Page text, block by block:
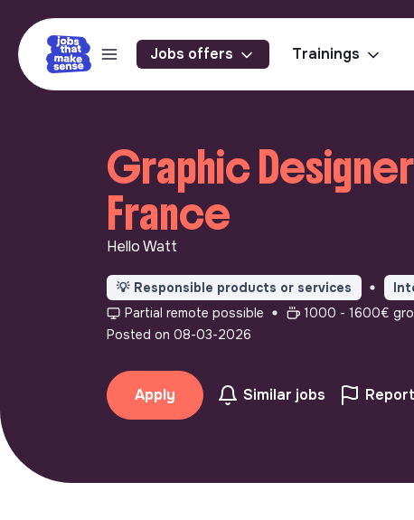
Jobs offers Trainings
Graphic
France
Hello Watt
💡 Responsible products or services
Partial remote possible
1000 - 1600€
Posted on 08-03-2026
Apply Similar jobs